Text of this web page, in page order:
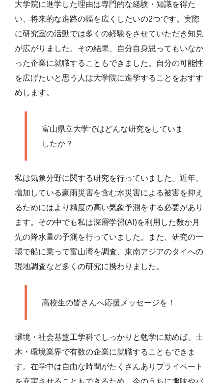
大学院に進学した理由は専門的な経験・知識を得た
い、将来的な進路の幅を広くしたいの2つです。実際
に研究室の活動では多くの経験をさせていただき知見
が広がりました。その結果、自分自身思ってもいなか
った企業に就職することもできました。自分の可能性
を広げたいと思う人は大学院に進学することをおすす
めします。
富山県立大学ではどんな研究をしていま
したか？
私は気象分野に関する研究を行っていました。近年、
増加している豪雨災害を含む水災害による被害を抑え
るためにはより精度の高い気象予測をする必要があり
ます。その中でも私は深層学習(AI)を利用した数か月
先の降水量の予測を行っていました。また、研究の一
環で船に乗って富山湾を調査、東南アジアのタイへの
現地調査など多くの研究に携わりました。
高校生の皆さんへ応援メッセージを！
環境・社会基盤工学科でしっかりと勉学に励めば、土
木・環境業界で有数の企業に就職することもできま
す。在学中は自由な時間がたくさんありプライベート